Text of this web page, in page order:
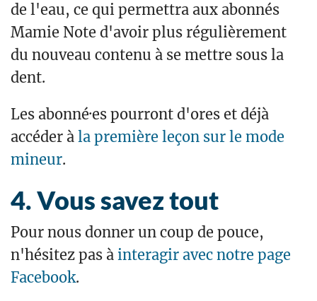
de l'eau, ce qui permettra aux abonnés
Mamie Note d'avoir plus régulièrement
du nouveau contenu à se mettre sous la
dent.
Les abonné·es pourront d'ores et déjà
accéder à la première leçon sur le mode
mineur.
Vous savez tout
Pour nous donner un coup de pouce,
n'hésitez pas à interagir avec notre page
Facebook.